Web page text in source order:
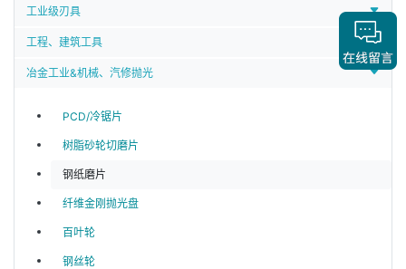
工业级刃具
工程、建筑工具
冶金工业&机械、汽修抛光
PCD/冷锯片
树脂砂轮切磨片
钢纸磨片
纤维金刚抛光盘
百叶轮
钢丝轮